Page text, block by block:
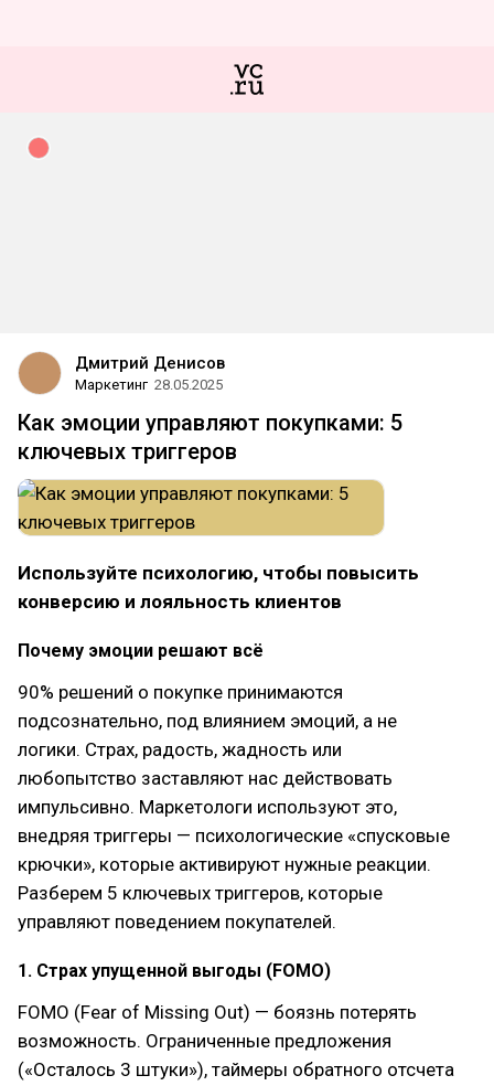
Дмитрий Денисов
Маркетинг 28.05.2025
Как эмоции управляют покупками: 5
ключевых триггеров
Используйте психологию, чтобы повысить
конверсию и лояльность клиентов
Почему эмоции решают всё
90% решений о покупке принимаются
подсознательно, под влиянием эмоций, а не
логики. Страх, радость, жадность или
любопытство заставляют нас действовать
импульсивно. Маркетологи используют это,
внедряя триггеры — психологические «спусковые
крючки», которые активируют нужные реакции.
Разберем 5 ключевых триггеров, которые
управляют поведением покупателей.
1. Страх упущенной выгоды (FOMO)
FOMO (Fear of Missing Out) — боязнь потерять
возможность. Ограниченные предложения
(«Осталось 3 штуки»), таймеры обратного отсчета